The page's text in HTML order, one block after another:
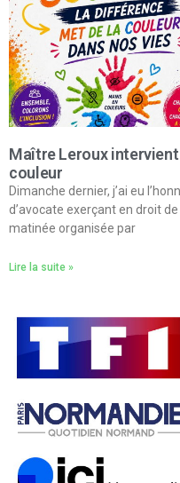
Maître Leroux
couleur
Dimanche dernier, j’ai eu
d’avocate exerçant en droit
matinée organisée par
Lire la suite »